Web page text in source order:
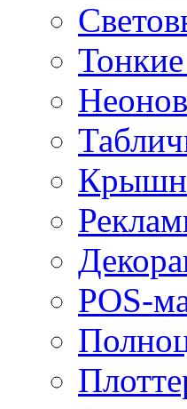
POS-